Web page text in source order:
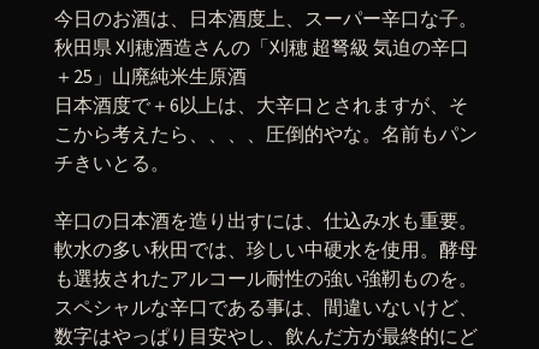
今日のお酒は、日本酒度上、スーパー辛口な子。
秋田県 刈穂酒造さんの「刈穂 超弩級 気迫の辛口
＋25」山廃純米生原酒
日本酒度で＋6以上は、大辛口とされますが、そ
こから考えたら、、、、圧倒的やな。名前もパン
チきいとる。
辛口の日本酒を造り出すには、仕込み水も重要。
軟水の多い秋田では、珍しい中硬水を使用。酵母
も選抜されたアルコール耐性の強い強靭ものを。
スペシャルな辛口である事は、間違いないけど、
数字はやっぱり目安やし、飲んだ方が最終的にど